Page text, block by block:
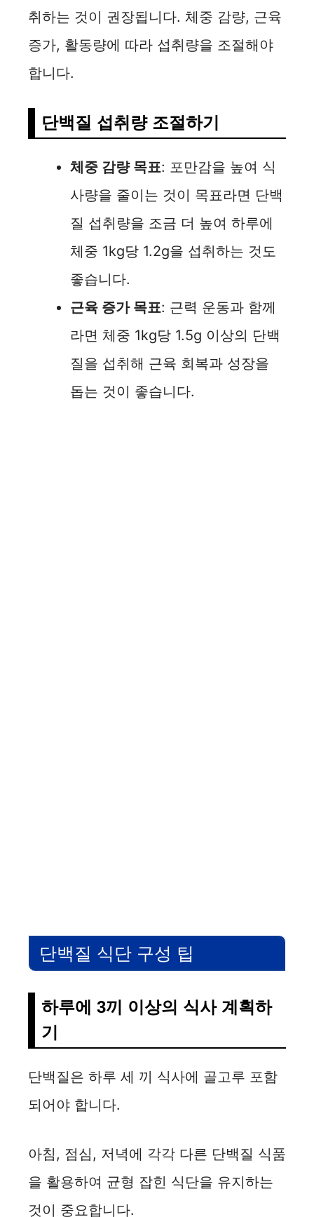
취하는 것이 권장됩니다. 체중 감량, 근육
증가, 활동량에 따라 섭취량을 조절해야
합니다.
단백질 섭취량 조절하기
체중 감량 목표: 포만감을 높여 식
사량을 줄이는 것이 목표라면 단백
질 섭취량을 조금 더 높여 하루에
체중 1kg당 1.2g을 섭취하는 것도
좋습니다.
근육 증가 목표: 근력 운동과 함께
라면 체중 1kg당 1.5g 이상의 단백
질을 섭취해 근육 회복과 성장을
돕는 것이 좋습니다.
단백질 식단 구성 팁
하루에 3끼 이상의 식사 계획하
기
단백질은 하루 세 끼 식사에 골고루 포함
되어야 합니다.
아침, 점심, 저녁에 각각 다른 단백질 식품
을 활용하여 균형 잡힌 식단을 유지하는
것이 중요합니다.